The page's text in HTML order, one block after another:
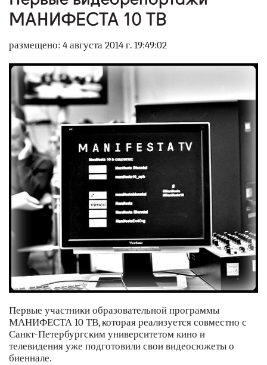
наши партнеры
контакты
rus
eng
МАНИФЕСТА 10 ТВ
размещено: 4 августа 2014 г. 19:49:02
Первые участники образовательной программы
МАНИФЕСТА 10 ТВ, которая реализуется совместно с
Санкт-Петербургским университетом кино и
телевидения уже подготовили свои видеосюжеты о
биеннале.